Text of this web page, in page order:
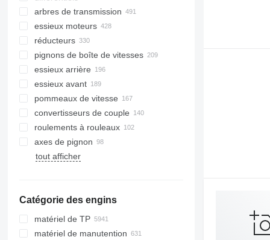
arbres de transmission
essieux moteurs
réducteurs
pignons de boîte de vitesses
essieux arrière
essieux avant
pommeaux de vitesse
convertisseurs de couple
roulements à rouleaux
axes de pignon
tout afficher
Catégorie des engins
matériel de TP
excavateurs
matériel de manutention